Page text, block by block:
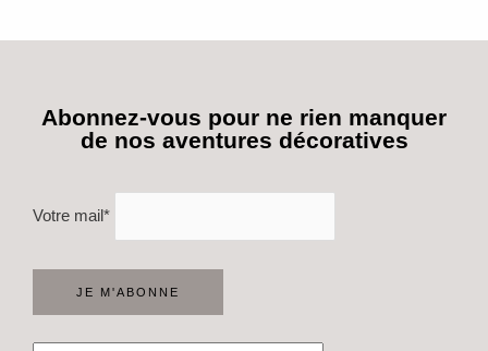
Abonnez-vous pour ne rien manquer
de nos aventures décoratives
Votre mail*